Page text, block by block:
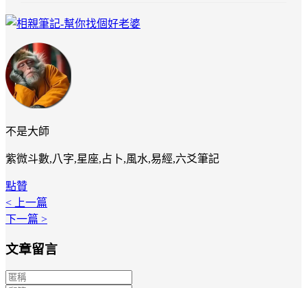
不是大師
紫微斗數,八字,星座,占卜,風水,易經,六爻筆記
點贊
< 上一篇
下一篇 >
文章留言